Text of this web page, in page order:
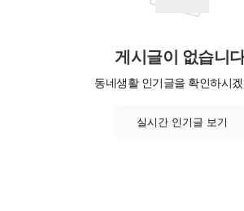
게시글이 없습니
동네생활 인기글을 확인하시
실시간 인기글 보기